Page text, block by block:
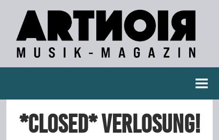
Konzertberichte
*closed* Verlosung!